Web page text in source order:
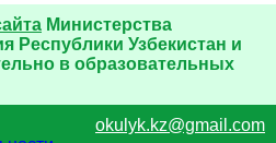
Министерства
Республики Узбекистан и
в образовательных
okulyk.kz@gmail.com